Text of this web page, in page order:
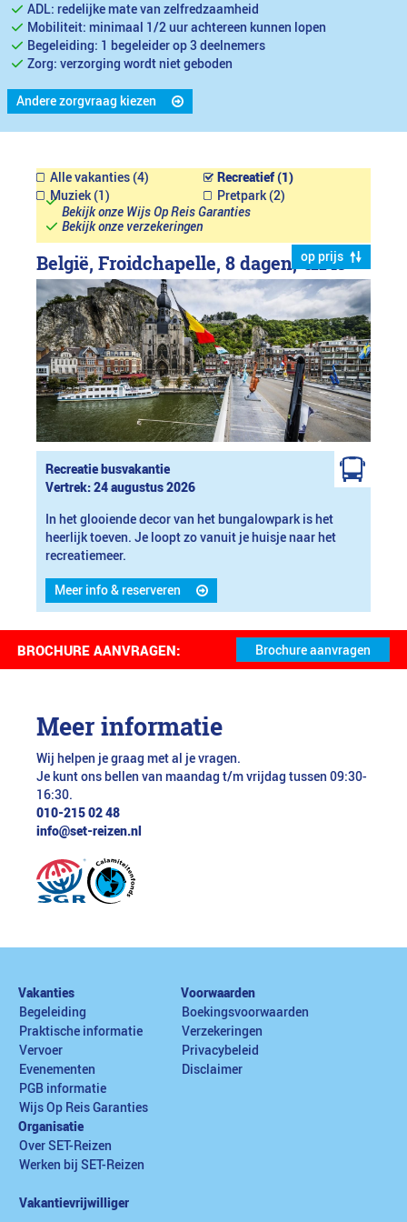
ADL: redelijke mate van zelfredzaamheid
Mobiliteit: minimaal 1/2 uur achtereen kunnen lopen
Begeleiding: 1 begeleider op 3 deelnemers
Zorg: verzorging wordt niet geboden
Andere zorgvraag kiezen
Alle vakanties (4)
Recreatief (1)
Muziek (1)
Pretpark (2)
Bekijk onze Wijs Op Reis Garanties
Bekijk onze verzekeringen
op prijs
België, Froidchapelle, 8 dagen,€1149
Recreatie busvakantie
Vertrek: 24 augustus 2026
In het glooiende decor van het bungalowpark is het
heerlijk toeven. Je loopt zo vanuit je huisje naar het
recreatiemeer.
Meer info & reserveren
BROCHURE AANVRAGEN:
Meer informatie
Wij helpen je graag met al je vragen.
Je kunt ons bellen van maandag t/m vrijdag tussen 09:30-
16:30.
010-215 02 48
info@set-reizen.nl
Vakanties
Begeleiding
Praktische informatie
Vervoer
Evenementen
PGB informatie
Wijs Op Reis Garanties
Voorwaarden
Boekingsvoorwaarden
Verzekeringen
Privacybeleid
Disclaimer
Organisatie
Over SET-Reizen
Werken bij SET-Reizen
Vakantievrijwilliger